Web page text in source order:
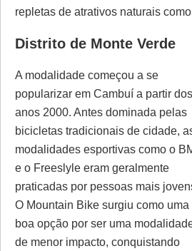
repletas de atrativos naturais
Distrito de Monte Verde
A modalidade começou a se
popularizar em Cambuí a partir dos
anos 2000. Antes dominada pelas
bicicletas tradicionais de cidade,
modalidades esportivas como o
e o Freeslyle eram geralmente
praticadas por pessoas mais
O Mountain Bike surgiu como uma
boa opção por ser uma
de menor impacto, conquistando